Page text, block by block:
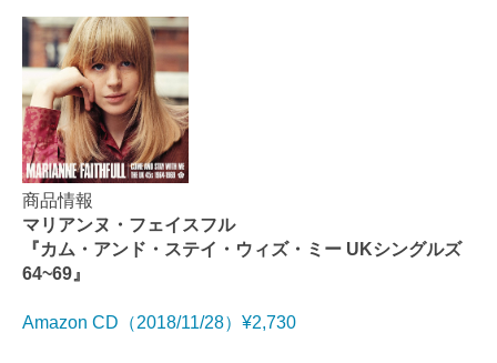
商品情報
マリアンヌ・フェイスフル
『カム・アンド・ステイ・ウィズ・ミー UKシングルズ
64~69』
Amazon CD（2018/11/28）¥2,730